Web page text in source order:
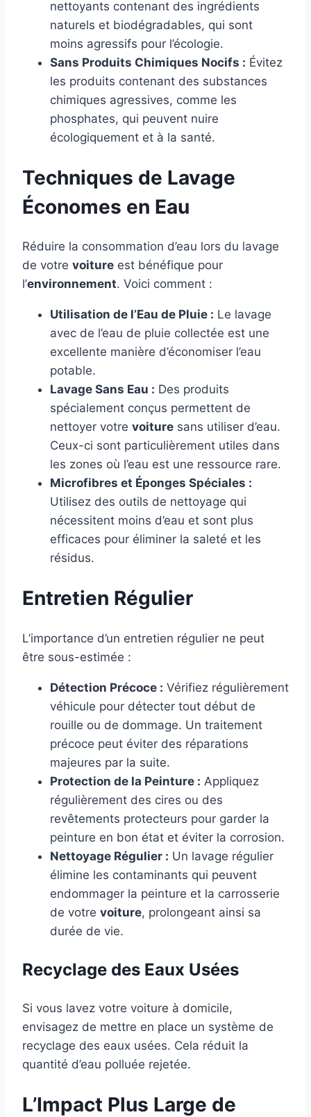
nettoyants contenant des ingrédients
naturels et biodégradables, qui sont
moins agressifs pour l’écologie.
Sans Produits Chimiques Nocifs : Évitez
les produits contenant des substances
chimiques agressives, comme les
phosphates, qui peuvent nuire
écologiquement et à la santé.
Techniques de Lavage
Économes en Eau
Réduire la consommation d’eau lors du lavage
de votre voiture est bénéfique pour
l’environnement. Voici comment :
Utilisation de l’Eau de Pluie : Le lavage
avec de l’eau de pluie collectée est une
excellente manière d’économiser l’eau
potable.
Lavage Sans Eau : Des produits
spécialement conçus permettent de
nettoyer votre voiture sans utiliser d’eau.
Ceux-ci sont particulièrement utiles dans
les zones où l’eau est une ressource rare.
Microfibres et Éponges Spéciales :
Utilisez des outils de nettoyage qui
nécessitent moins d’eau et sont plus
efficaces pour éliminer la saleté et les
résidus.
Entretien Régulier
L’importance d’un entretien régulier ne peut
être sous-estimée :
Détection Précoce : Vérifiez régulièrement
véhicule pour détecter tout début de
rouille ou de dommage. Un traitement
précoce peut éviter des réparations
majeures par la suite.
Protection de la Peinture : Appliquez
régulièrement des cires ou des
revêtements protecteurs pour garder la
peinture en bon état et éviter la corrosion.
Nettoyage Régulier : Un lavage régulier
élimine les contaminants qui peuvent
endommager la peinture et la carrosserie
de votre voiture, prolongeant ainsi sa
durée de vie.
Recyclage des Eaux Usées
Si vous lavez votre voiture à domicile,
envisagez de mettre en place un système de
recyclage des eaux usées. Cela réduit la
quantité d’eau polluée rejetée.
L’Impact Plus Large de